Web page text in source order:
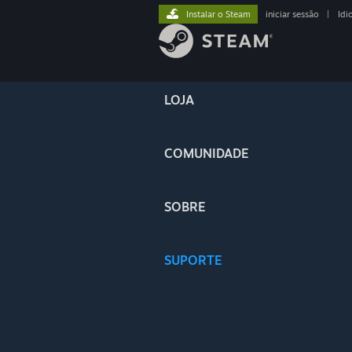
LOJA
COMUNIDADE
SOBRE
SUPORTE
Instalar o Steam iniciar sessão